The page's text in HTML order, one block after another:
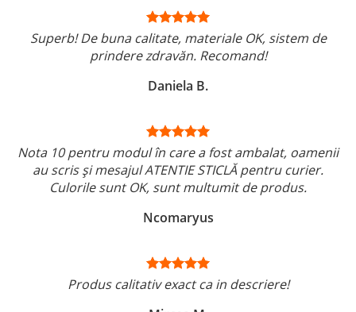
Superb! De buna calitate, materiale OK, sistem de
prindere zdravăn. Recomand!
Daniela B.
Nota 10 pentru modul în care a fost ambalat, oamenii
au scris și mesajul ATENTIE STICLĂ pentru curier.
Culorile sunt OK, sunt multumit de produs.
Ncomaryus
Produs calitativ exact ca in descriere!